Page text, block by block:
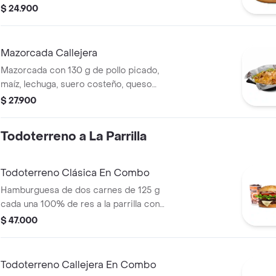
queso tipo mozzarella, papas callejera,
$ 24.900
Mazorcada Callejera
Mazorcada con 130 g de pollo picado,
maíz, lechuga, suero costeño, queso
costeño, salsa BBQ, salsa Corral, salsa
$ 27.900
Todoterreno a La Parrilla
Todoterreno Clásica En Combo
Hamburguesa de dos carnes de 125 g
cada una 100% de res a la parrilla con
salsa bbq, queso mozzarella, lechuga,
$ 47.000
Todoterreno Callejera En Combo